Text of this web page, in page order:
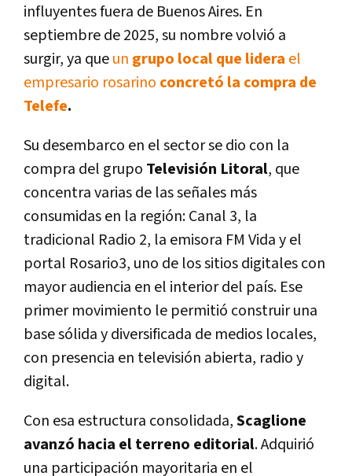
influyentes fuera de Buenos Aires. En
septiembre de 2025, su nombre volvió a
surgir, ya queun grupo local que lidera el
empresario rosarino concretó la compra de
Telefe.
Su desembarco en el sector se dio con la
compra del grupo Televisión Litoral, que
concentra varias de las señales más
consumidas en la región: Canal 3, la
tradicional Radio 2, la emisora FM Vida y el
portal Rosario3, uno de los sitios digitales con
mayor audiencia en el interior del país. Ese
primer movimiento le permitió construir una
base sólida y diversificada de medios locales,
con presencia en televisión abierta, radio y
digital.
Con esa estructura consolidada,Scaglione
avanzó hacia el terreno editorial. Adquirió
una participación mayoritaria en el